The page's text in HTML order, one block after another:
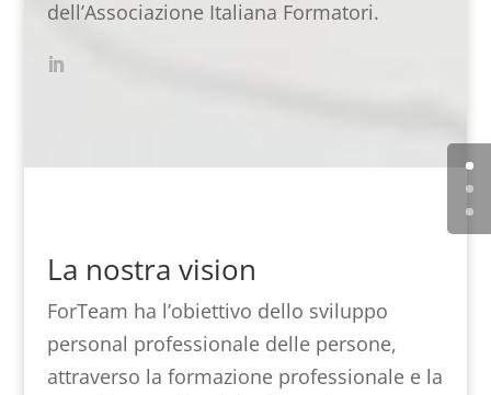
dell’Associazione Italiana Formatori.
La nostra vision
ForTeam ha l’obiettivo dello sviluppo
personal professionale delle persone,
attraverso la formazione professionale e la